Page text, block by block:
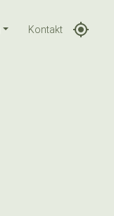
Kontakt gps_fixed